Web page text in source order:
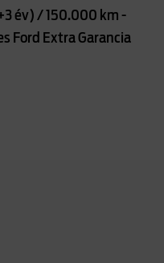
év) / 150.000 km -
Ford Extra Garancia